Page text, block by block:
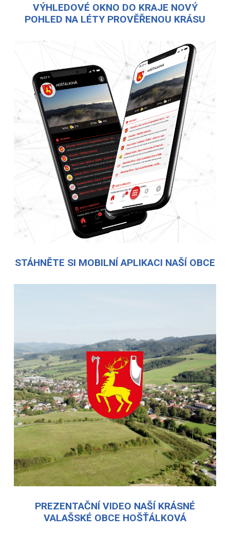
VÝHLEDOVÉ OKNO DO KRAJE NOVÝ
POHLED NA LÉTY PROVĚŘENOU KRÁSU
STÁHNĚTE SI MOBILNÍ APLIKACI NAŠÍ OBCE
PREZENTAČNÍ VIDEO NAŠÍ KRÁSNÉ
VALAŠSKÉ OBCE HOŠŤÁLKOVÁ